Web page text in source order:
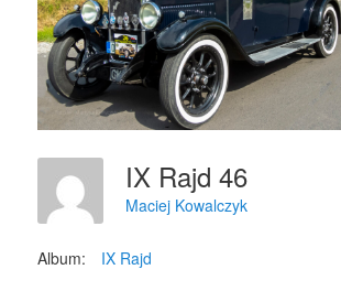
IX Rajd 46
Maciej Kowalczyk
Album: IX Rajd